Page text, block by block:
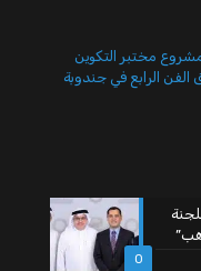
مختبر التكوين
الرابع في جندوبة
0